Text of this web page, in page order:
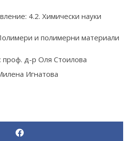
4.2. Химически науки
и полимерни материали
д-р Оля Стоилова
Игнатова